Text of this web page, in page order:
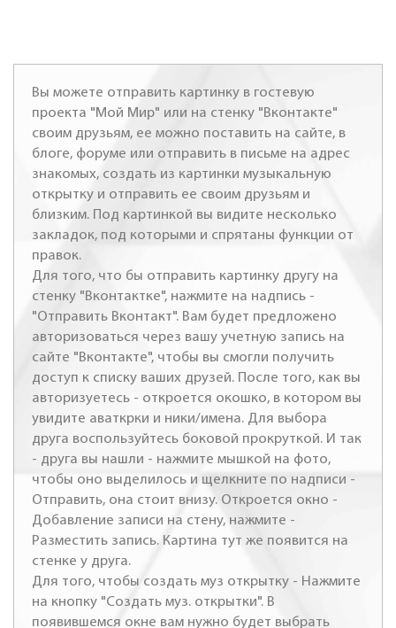
Вы можете отправить картинку в гостевую
проекта "Мой Мир" или на стенку "Вконтакте"
своим друзьям, ее можно поставить на сайте, в
блоге, форуме или отправить в письме на адрес
знакомых, создать из картинки музыкальную
открытку и отправить ее своим друзьям и
близким. Под картинкой вы видите несколько
закладок, под которыми и спрятаны функции от
правок.
Для того, что бы отправить картинку другу на
стенку "Вконтактке", нажмите на надпись -
"Отправить Вконтакт". Вам будет предложено
авторизоваться через вашу учетную запись на
сайте "Вконтакте", чтобы вы смогли получить
доступ к списку ваших друзей. После того, как вы
авторизуетесь - откроется окошко, в котором вы
увидите аваткрки и ники/имена. Для выбора
друга воспользуйтесь боковой прокруткой. И так
- друга вы нашли - нажмите мышкой на фото,
чтобы оно выделилось и щелкните по надписи -
Отправить, она стоит внизу. Откроется окно -
Добавление записи на стену, нажмите -
Разместить запись. Картина тут же появится на
стенке у друга.
Для того, чтобы создать муз открытку - Нажмите
на кнопку "Создать муз. открытки". В
появившемся окне вам нужно будет выбрать